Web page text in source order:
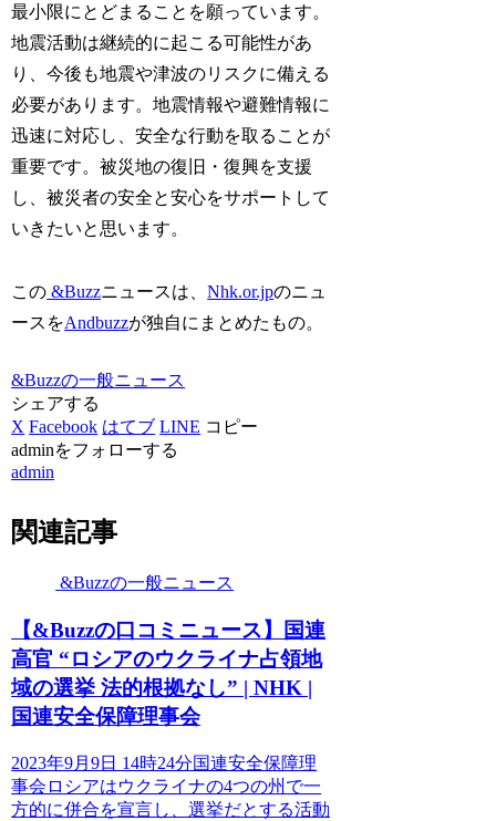
最小限にとどまることを願っています。
地震活動は継続的に起こる可能性があ
り、今後も地震や津波のリスクに備える
必要があります。地震情報や避難情報に
迅速に対応し、安全な行動を取ることが
重要です。被災地の復旧・復興を支援
し、被災者の安全と安心をサポートして
いきたいと思います。
この &Buzzニュースは、Nhk.or.jpのニュ
ースをAndbuzzが独自にまとめたもの。
&Buzzの一般ニュース
シェアする
X Facebook はてブ LINE コピー
adminをフォローする
admin
関連記事
&Buzzの一般ニュース
【&Buzzの口コミニュース】国連
高官 “ロシアのウクライナ占領地
域の選挙 法的根拠なし” | NHK |
国連安全保障理事会
2023年9月9日 14時24分国連安全保障理
事会ロシアはウクライナの4つの州で一
方的に併合を宣言し、選挙だとする活動